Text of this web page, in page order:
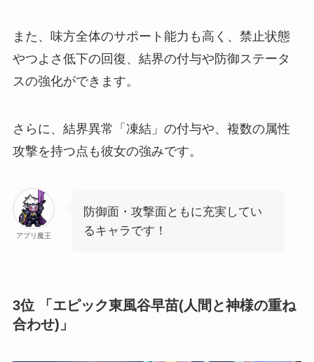
また、味方全体のサポート能力も高く、禁止状態
やつよさ低下の回復、結界の付与や防御ステータ
スの強化ができます。
さらに、結界異常「凍結」の付与や、複数の属性
攻撃を持つ点も彼女の強みです。
アプリ魔王
防御面・攻撃面ともに充実してい
るキャラです！
3位 「エピック東風谷早苗(人間と神様の重ね
合わせ)」